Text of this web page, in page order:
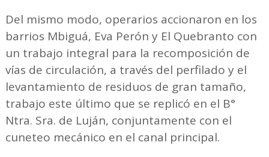
Del mismo modo, operarios accionaron en los
barrios Mbiguá, Eva Perón y El Quebranto con
un trabajo integral para la recomposición de
vías de circulación, a través del perfilado y el
levantamiento de residuos de gran tamaño,
trabajo este último que se replicó en el B°
Ntra. Sra. de Luján, conjuntamente con el
cuneteo mecánico en el canal principal.